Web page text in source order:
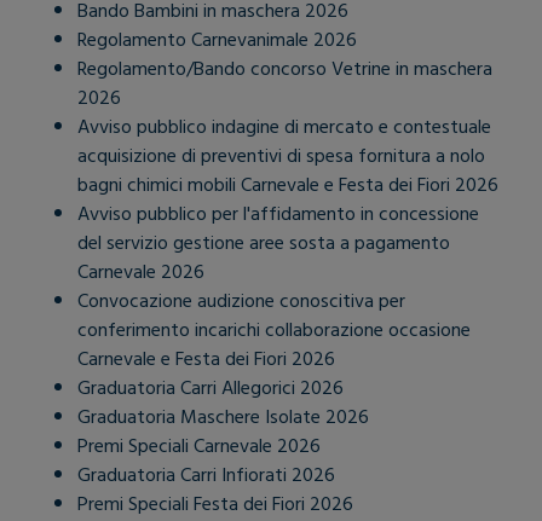
Bando Bambini in maschera 2026
Regolamento Carnevanimale 2026
Regolamento/Bando concorso Vetrine in maschera
2026
Avviso pubblico indagine di mercato e contestuale
acquisizione di preventivi di spesa fornitura a nolo
bagni chimici mobili Carnevale e Festa dei Fiori 2026
Avviso pubblico per l'affidamento in concessione
del servizio gestione aree sosta a pagamento
Carnevale 2026
Convocazione audizione conoscitiva per
conferimento incarichi collaborazione occasione
Carnevale e Festa dei Fiori 2026
Graduatoria Carri Allegorici 2026
Graduatoria Maschere Isolate 2026
Premi Speciali Carnevale 2026
Graduatoria Carri Infiorati 2026
Premi Speciali Festa dei Fiori 2026